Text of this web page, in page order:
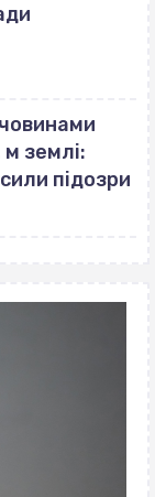
землі:
підозри